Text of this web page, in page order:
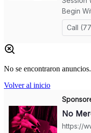
No se encontraron anuncios.
Volver al inicio